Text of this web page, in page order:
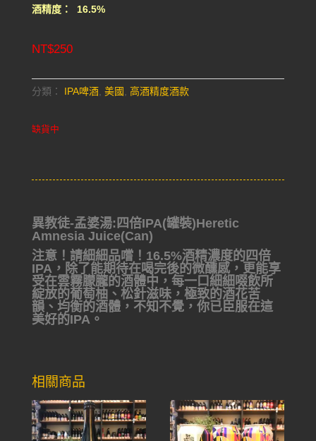
酒精度： 16.5%
NT$250
分類： IPA啤酒, 美國, 高酒精度酒款
缺貨中
異教徒-孟婆湯:四倍IPA(罐裝)Heretic
Amnesia Juice(Can)
注意！請細細品嚐！16.5%酒精濃度的四倍
IPA，除了能期待在喝完後的微醺感，更能享
受在雲霧朦朧的酒體中，每一口細細啜飲所
綻放的葡萄柚、松針滋味，極致的酒花苦
韻、均衡的酒體，不知不覺，你已臣服在這
美好的IPA。
相關商品